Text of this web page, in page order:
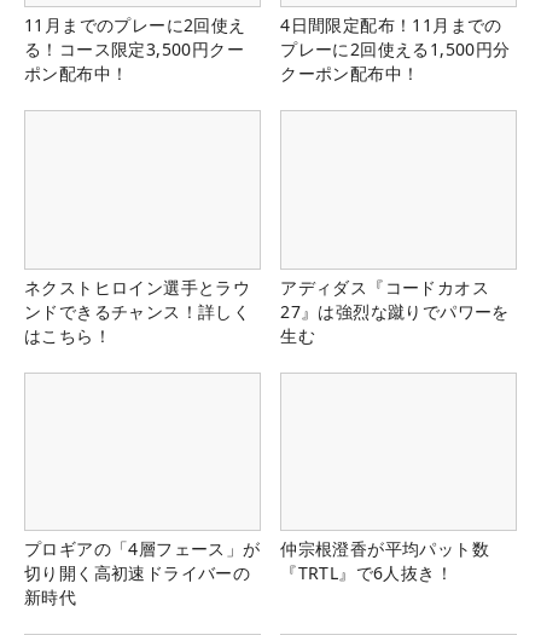
11月までのプレーに2回使え
る！コース限定3,500円クー
ポン配布中！
4日間限定配布！11月までの
プレーに2回使える1,500円分
クーポン配布中！
ネクストヒロイン選手とラウ
ンドできるチャンス！詳しく
はこちら！
アディダス『コードカオス
27』は強烈な蹴りでパワーを
生む
プロギアの「4層フェース」が
切り開く高初速ドライバーの
新時代
仲宗根澄香が平均パット数
『TRTL』で6人抜き！